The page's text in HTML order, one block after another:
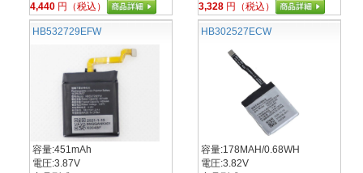
4,440 円（税込） 3,328 円（税込）
HB532729EFW
容量:451mAh
電圧:3.87V
HB302527ECW
容量:178MAH/0.68WH
電圧:3.82V